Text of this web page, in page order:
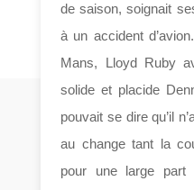
de saison, soignait
à un accident
Mans, Lloyd Ruby
solide et placide
pouvait se dire qu’il
au change tant la
pour une large